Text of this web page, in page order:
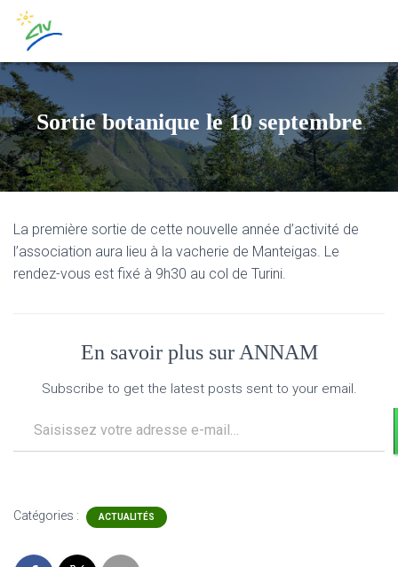
Sortie botanique le 10 septembre
La première sortie de cette nouvelle année d’activité de
l’association aura lieu à la vacherie de Manteigas. Le
rendez-vous est fixé à 9h30 au col de Turini.
En savoir plus sur ANNAM
Subscribe to get the latest posts sent to your email.
Catégories : ACTUALITÉS